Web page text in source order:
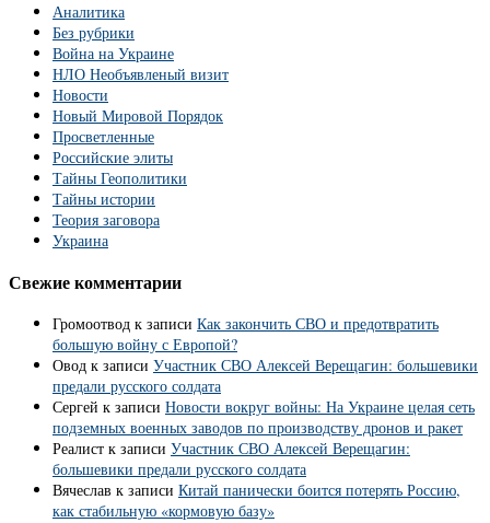
Аналитика
Без рубрики
Война на Украине
НЛО Необъявленый визит
Новости
Новый Мировой Порядок
Просветленные
Российские элиты
Тайны Геополитики
Тайны истории
Теория заговора
Украина
Свежие комментарии
Громоотвод к записи Как закончить СВО и предотвратить
большую войну с Европой?
Овод к записи Участник СВО Алексей Верещагин: большевики
предали русского солдата
Сергей к записи Новости вокруг войны: На Украине целая сеть
подземных военных заводов по производству дронов и ракет
Реалист к записи Участник СВО Алексей Верещагин:
большевики предали русского солдата
Вячеслав к записи Китай панически боится потерять Россию,
как стабильную «кормовую базу»